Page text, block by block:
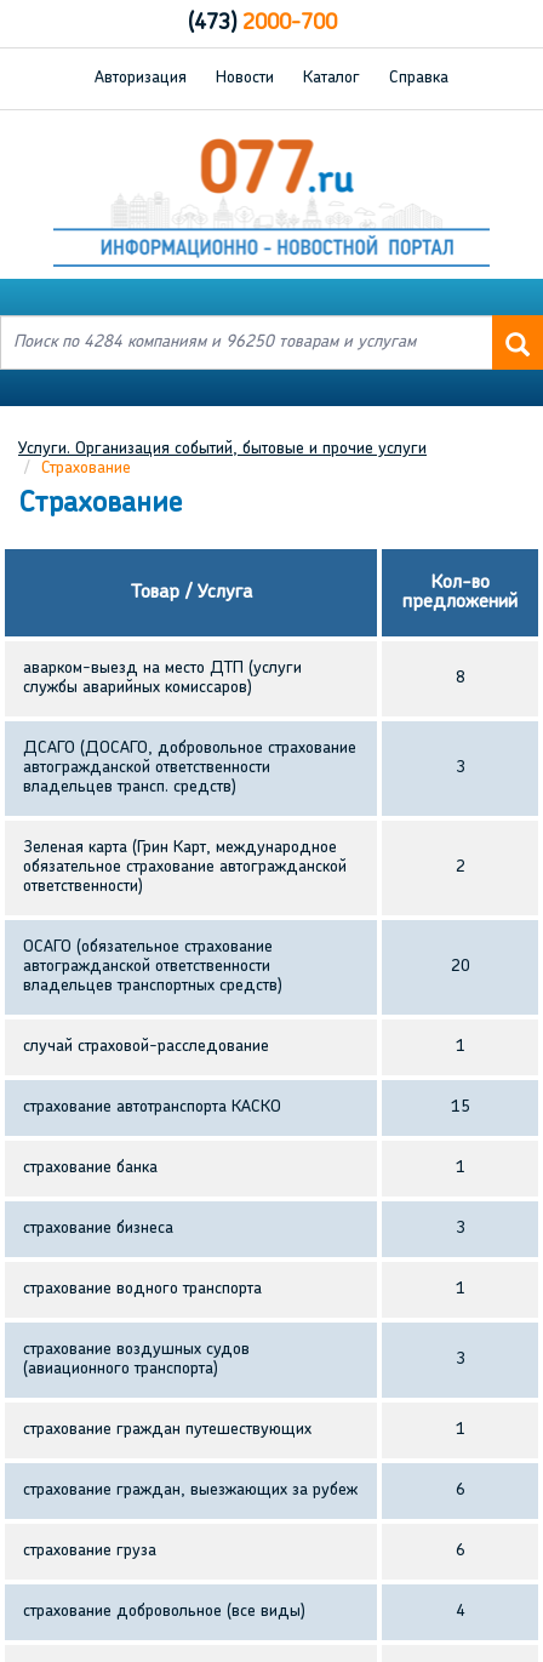
(473)2000-700
Авторизация Новости Каталог Справка
Услуги. Организация событий, бытовые и прочие услуги
Страхование
Страхование
Товар / Услуга
Кол-во
предложений
аварком-выезд на место ДТП (услуги
службы аварийных комиссаров)
8
ДСАГО (ДОСАГО, добровольное страхование
автогражданской ответственности
владельцев трансп. средств)
3
Зеленая карта (Грин Карт, международное
обязательное страхование автогражданской
ответственности)
2
ОСАГО (обязательное страхование
автогражданской ответственности
владельцев транспортных средств)
20
случай страховой-расследование 1
страхование автотранспорта КАСКО 15
страхование банка 1
страхование бизнеса 3
страхование водного транспорта 1
страхование воздушных судов
(авиационного транспорта)
3
страхование граждан путешествующих 1
страхование граждан, выезжающих за рубеж 6
страхование груза 6
страхование добровольное (все виды) 4